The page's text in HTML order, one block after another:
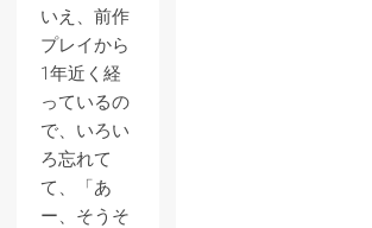
いえ、前作
プレイから
1年近く経
っているの
で、いろい
ろ忘れて
て、「あ
ー、そうそ